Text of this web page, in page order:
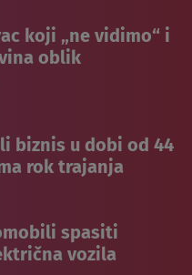
koji „ne vidimo“ i
oblik
biznis u dobi od 44
rok trajanja
spasiti
vozila